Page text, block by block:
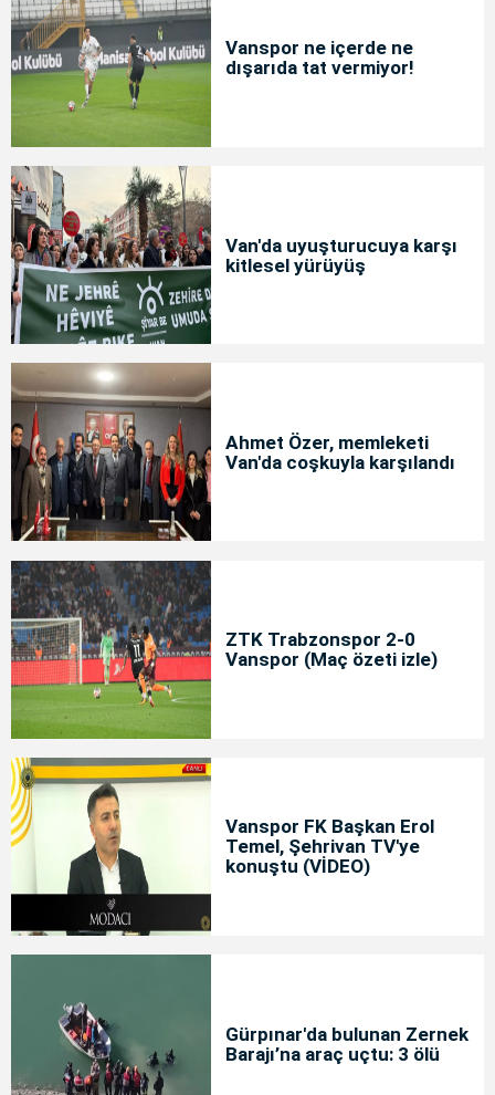
Vanspor ne içerde ne
dışarıda tat vermiyor!
Van'da uyuşturucuya karşı
kitlesel yürüyüş
Ahmet Özer, memleketi
Van'da coşkuyla karşılandı
ZTK Trabzonspor 2-0
Vanspor (Maç özeti izle)
Vanspor FK Başkan Erol
Temel, Şehrivan TV'ye
konuştu (VİDEO)
Gürpınar'da bulunan Zernek
Barajı’na araç uçtu: 3 ölü